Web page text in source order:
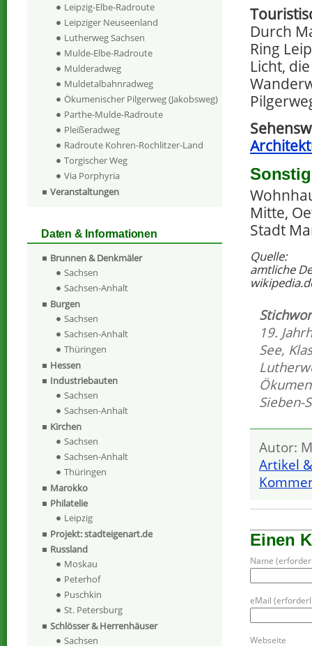
Durch
Ring
Licht,
Mitte,
Stadt
Quelle:
amtliche
19.
See,
Sieben-
Autor:
Artikel
Einen
Name
eMail
Webseite
Leipzig-Elbe-Radroute
Leipziger Neuseenland
Lutherweg Sachsen
Mulde-Elbe-Radroute
Mulderadweg
Muldetalbahnradweg
Ökumenischer Pilgerweg (Jakobsweg)
Parthe-Mulde-Radroute
Pleißeradweg
Radroute Kohren-Rochlitzer-Land
Torgischer Weg
Via Porphyria
Veranstaltungen
Daten & Informationen
Brunnen & Denkmäler
Sachsen
Sachsen-Anhalt
Burgen
Sachsen
Sachsen-Anhalt
Thüringen
Hessen
Industriebauten
Sachsen
Sachsen-Anhalt
Kirchen
Sachsen
Sachsen-Anhalt
Thüringen
Marokko
Philatelie
Leipzig
Projekt: stadteigenart.de
Russland
Moskau
Peterhof
Puschkin
St. Petersburg
Schlösser & Herrenhäuser
Sachsen